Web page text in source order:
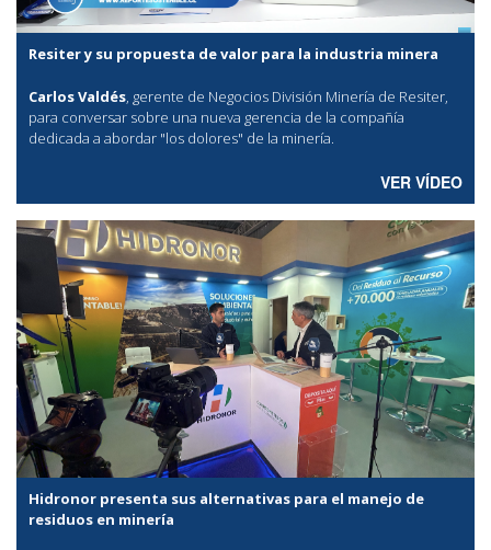
Resiter y su propuesta de valor para la industria minera
Carlos Valdés, gerente de Negocios División Minería de Resiter,
para conversar sobre una nueva gerencia de la compañía
dedicada a abordar "los dolores" de la minería.
VER VÍDEO
Hidronor presenta sus alternativas para el manejo de
residuos en minería